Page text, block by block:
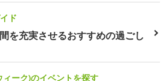
ド
を充実させるおすすめの過ごし
ーク)のイベントを探す